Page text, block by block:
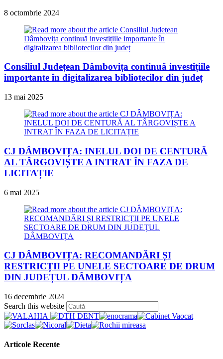
8 octombrie 2024
Consiliul Județean Dâmbovița continuă investițiile
importante în digitalizarea bibliotecilor din județ
13 mai 2025
CJ DÂMBOVIȚA: INELUL DOI DE CENTURĂ
AL TÂRGOVIȘTE A INTRAT ÎN FAZA DE
LICITAȚIE
6 mai 2025
CJ DÂMBOVIȚA: RECOMANDĂRI ȘI
RESTRICȚII PE UNELE SECTOARE DE DRUM
DIN JUDEȚUL DÂMBOVIȚA
16 decembrie 2024
Search this website
Escape
Articole Recente